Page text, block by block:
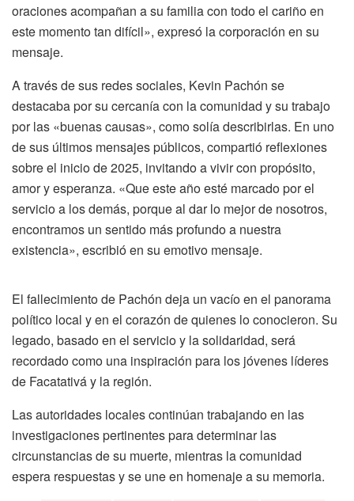
oraciones acompañan a su familia con todo el cariño en
este momento tan difícil», expresó la corporación en su
mensaje.
A través de sus redes sociales, Kevin Pachón se
destacaba por su cercanía con la comunidad y su trabajo
por las «buenas causas», como solía describirlas. En uno
de sus últimos mensajes públicos, compartió reflexiones
sobre el inicio de 2025, invitando a vivir con propósito,
amor y esperanza. «Que este año esté marcado por el
servicio a los demás, porque al dar lo mejor de nosotros,
encontramos un sentido más profundo a nuestra
existencia», escribió en su emotivo mensaje.
El fallecimiento de Pachón deja un vacío en el panorama
político local y en el corazón de quienes lo conocieron. Su
legado, basado en el servicio y la solidaridad, será
recordado como una inspiración para los jóvenes líderes
de Facatativá y la región.
Las autoridades locales continúan trabajando en las
investigaciones pertinentes para determinar las
circunstancias de su muerte, mientras la comunidad
espera respuestas y se une en homenaje a su memoria.